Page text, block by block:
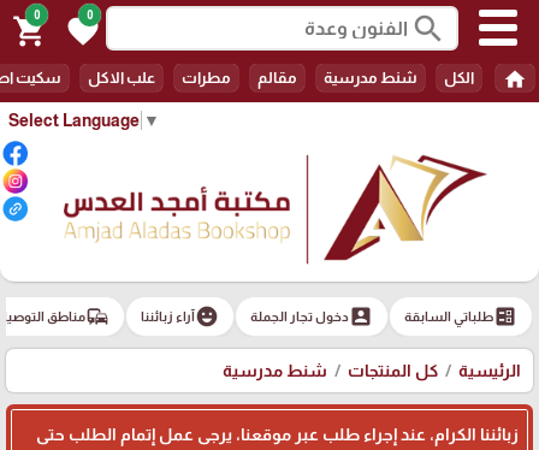
Select Language ▼
search
0
favorite
0
shopping_cart
home الكل شنط مدرسية مقالم مطرات علب الاكل سكيت
ballotطلباتي السابقة account_boxدخول تجار الجملة emoji_emotionsآراء زبائننا commuteمناطق
الرئيسية كل المنتجات شنط مدرسية
زبائننا الكرام، عند إجراء طلب عبر موقعنا، يرجى عمل إتمام الطلب حتى